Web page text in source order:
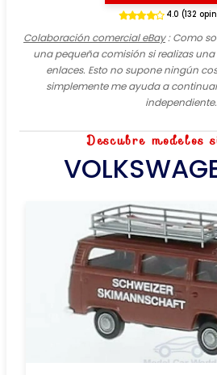
4.0 (132
Colaboración comercial eBay: Como
una pequeña comisión si realizas
enlaces. Esto no supone ningún
simplemente me ayuda a
independiente.
Descubre modelos